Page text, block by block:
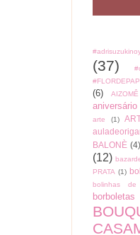
(37)
(6)
AIZOMÊ
aniversário
arte
(1)
BALONÈ (4)
(12)
PRATA (1)
bolinhas de
borboletas